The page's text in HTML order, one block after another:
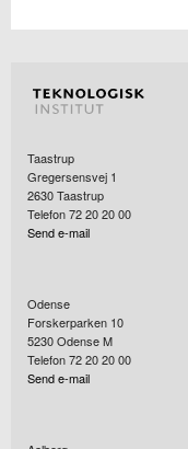
Taastrup
Gregersensvej 1
2630Taastrup
Telefon 72 20 20 00
Send e-mail
Odense
Forskerparken 10
5230Odense M
Telefon 72 20 20 00
Send e-mail